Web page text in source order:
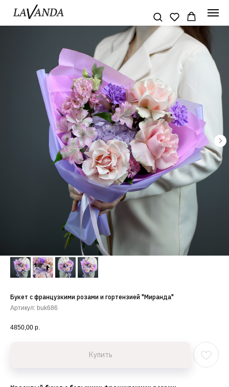
Букет с французкими розами и гортензией "Миранда"
Артикул: buk686
4850,00 р.
Купить